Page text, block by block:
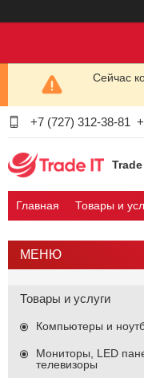
Сейчас
+7 (727) 312-38-81
Главная Товары и
Товары и услуги
Компьютеры и
Мониторы, LED
телевизоры